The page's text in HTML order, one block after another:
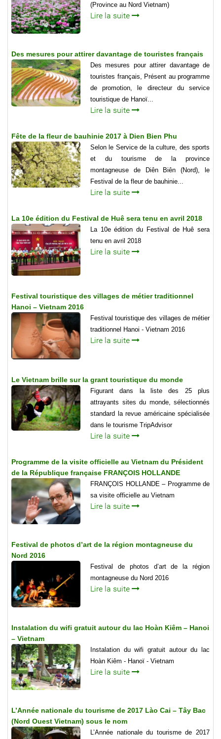
(Province au Nord Vietnam)
Lire la suite
Des mesures pour attirer davantage de touristes français
Des mesures pour attirer davantage de
touristes français, Présent au programme
de promotion, le directeur du service
touristique de Hanoï...
Lire la suite
Fête de la fleur de bauhinie 2017 à Dien Bien Phu
Selon le Service de la culture, des sports
et du tourisme de la province
montagneuse de Diên Biên (Nord), le
Festival de la fleur de bauhinie...
Lire la suite
La 10e édition du Festival de Huê sera tenu en avril 2018
La 10e édition du Festival de Huê sera
tenu en avril 2018
Lire la suite
Festival touristique des villages de métier traditionnel
Hanoi – Vietnam 2016
Festival touristique des villages de métier
traditionnel Hanoi - Vietnam 2016
Lire la suite
Le Vietnam brille sur la grant touristique du monde
Figurant dans la liste des 25 plus
attrayants sites du monde, sélectionnés
standard la revue américaine spécialisée
dans le tourisme TripAdvisor
Lire la suite
Programme de la visite officielle au Vietnam du Président
de la République française FRANÇOIS HOLLANDE
FRANÇOIS HOLLANDE – Programme de
sa visite officielle au Vietnam
Lire la suite
Festival de photos d’art de la région montagneuse du
Nord 2016
Festival de photos d’art de la région
montagneuse du Nord 2016
Lire la suite
Instalation du wifi gratuit autour du lac Hoàn Kiêm – Hanoi
– Vietnam
Instalation du wifi gratuit autour du lac
Hoàn Kiêm - Hanoï - Vietnam
Lire la suite
L’Année nationale du tourisme de 2017 Lào Cai – Tây Bac
(Nord Ouest Vietnam) sous le nom
L’Année nationale du tourisme de 2017